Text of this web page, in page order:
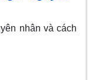
nhân và cách